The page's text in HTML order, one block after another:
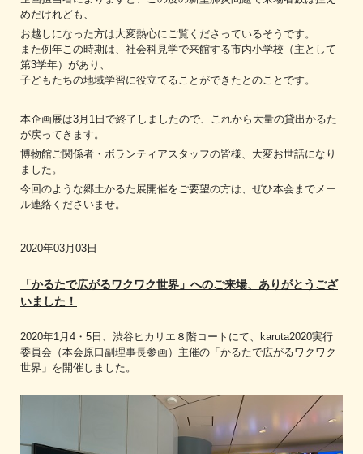
めだけれども、
お越しになった方は大変熱心にご覧くださっているそうです。
また例年この時期は、社会科見学で来館する市内小学校（主として
第3学年）があり、
子どもたちの地域学習に役立てることができたとのことです。
本企画展は3月1日で終了しましたので、これから大量の貸出かるた
が戻ってきます。
博物館ご関係者・ボランティアスタッフの皆様、大変お世話になり
ました。
今回のような郷土かるた展開催をご要望の方は、ぜひ本会までメー
ル連絡くださいませ。
2020年03月03日
「かるたで広がるワクワク世界」へのご来場、ありがとうござ
いました！
2020年1月4・5日、渋谷ヒカリエ８階コートにて、karuta2020実行
委員会（本会原口副理事長参画）主催の「かるたで広がるワクワク
世界」を開催しました。